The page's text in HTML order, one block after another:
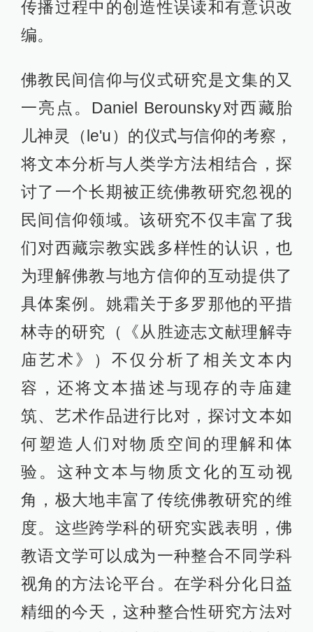
传播过程中的创造性误读和有意识改
编。
佛教民间信仰与仪式研究是文集的又
一亮点。Daniel Berounsky对西藏胎
儿神灵（le'u）的仪式与信仰的考察，
将文本分析与人类学方法相结合，探
讨了一个长期被正统佛教研究忽视的
民间信仰领域。该研究不仅丰富了我
们对西藏宗教实践多样性的认识，也
为理解佛教与地方信仰的互动提供了
具体案例。姚霜关于多罗那他的平措
林寺的研究（《从胜迹志文献理解寺
庙艺术》）不仅分析了相关文本内
容，还将文本描述与现存的寺庙建
筑、艺术作品进行比对，探讨文本如
何塑造人们对物质空间的理解和体
验。这种文本与物质文化的互动视
角，极大地丰富了传统佛教研究的维
度。这些跨学科的研究实践表明，佛
教语文学可以成为一种整合不同学科
视角的方法论平台。在学科分化日益
精细的今天，这种整合性研究方法对